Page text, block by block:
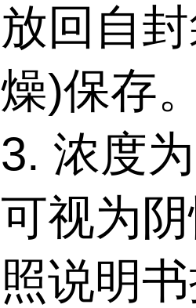
放回自
燥)保存。
3. 浓度为
可视为
照说明